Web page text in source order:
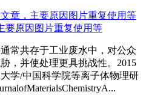
要原因图片重复使用等
常共存于工业废水中，对公众
，并使处理更具挑战性。2015
学/中国科学院等离子体物理研